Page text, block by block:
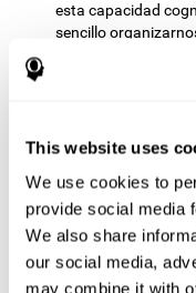
This website uses
We use cookies to
provide social media
We also share
our social media,
may combine it with
esta capacidad
sencillo
Frecuentemente
cuando
Percepción visual:
errores,
diferencias entre
con este reto
buena percepción
correctamente los